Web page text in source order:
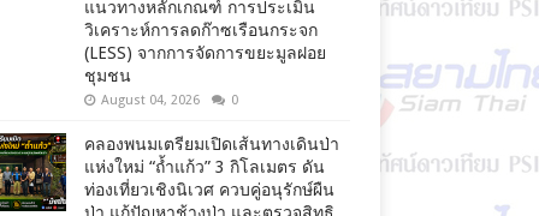
แนวทางหลักเกณฑ์ การประเมิน
วิเคราะห์การลดก๊าซเรือนกระจก
(LESS) จากการจัดการขยะมูลฝอย
ชุมชน
August 04, 2026 0
คลองพนมเตรียมเปิดเส้นทางเดินป่า
แห่งใหม่ “ถ้ำแก้ว” 3 กิโลเมตร ดัน
ท่องเที่ยวเชิงนิเวศ ควบคู่อนุรักษ์ผืน